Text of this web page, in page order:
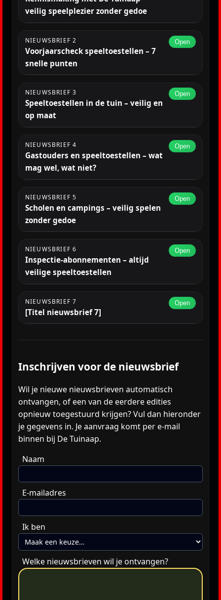
veilig speelplezier zonder gedoe
NIEUWSBRIEF 2
Voorjaarscheck speeltoestellen – 7
snelle punten
Open
NIEUWSBRIEF 3
Speeltoestellen in de tuin – veilig en
op maat
Open
NIEUWSBRIEF 4
Gastouders en speeltoestellen – wat
mag wel, wat niet?
Open
NIEUWSBRIEF 5
Scholen en campings – veilig spelen
zonder gedoe
Open
NIEUWSBRIEF 6
Inspectie-abonnementen – altijd
veilige speeltoestellen
Open
NIEUWSBRIEF 7
[Titel nieuwsbrief 7]
Open
Inschrijven voor de nieuwsbrief
Wil je nieuwe nieuwsbrieven automatisch
ontvangen, of een van de eerdere edities
opnieuw toegestuurd krijgen? Vul dan hieronder
je gegevens in. Je aanvraag komt per e-mail
binnen bij De Tuinaap.
Naam
E-mailadres
Ik ben
Welke nieuwsbrieven wil je ontvangen?